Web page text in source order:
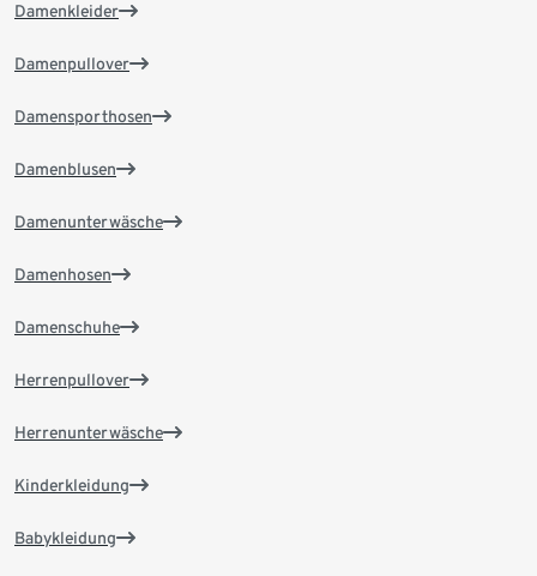
Damenkleider
Damenpullover
Damensporthosen
Damenblusen
Damenunterwäsche
Damenhosen
Damenschuhe
Herrenpullover
Herrenunterwäsche
Kinderkleidung
Babykleidung